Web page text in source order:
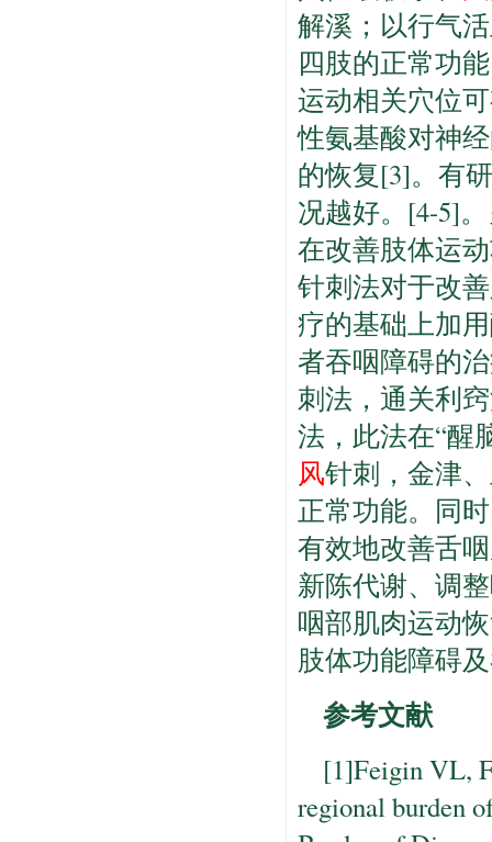
解溪；以行气
四肢的正常功
运动相关穴位
性氨基酸对神
的恢复[3]。有
况越好。[4-5]
在改善肢体运
针刺法对于改
疗的基础上加
者吞咽障碍的
刺法，通关利
法，此法在“醒
风针刺，金津
正常功能。同
有效地改善舌
新陈代谢、调
咽部肌肉运动
肢体功能障碍
参考文献
[1]Feigin VL,
regional burden